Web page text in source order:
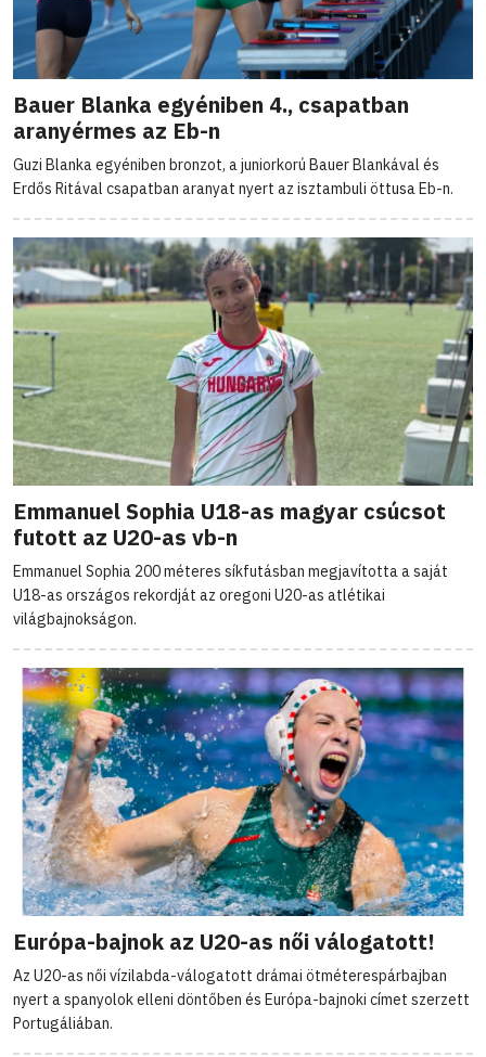
Bauer Blanka egyéniben 4., csapatban
aranyérmes az Eb-n
Guzi Blanka egyéniben bronzot, a juniorkorú Bauer Blankával és
Erdős Ritával csapatban aranyat nyert az isztambuli öttusa Eb-n.
Emmanuel Sophia U18-as magyar csúcsot
futott az U20-as vb-n
Emmanuel Sophia 200 méteres síkfutásban megjavította a saját
U18-as országos rekordját az oregoni U20-as atlétikai
világbajnokságon.
Európa-bajnok az U20-as női válogatott!
Az U20-as női vízilabda-válogatott drámai ötméterespárbajban
nyert a spanyolok elleni döntőben és Európa-bajnoki címet szerzett
Portugáliában.